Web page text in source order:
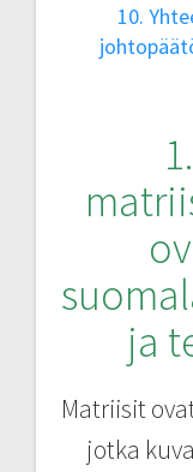
10.
ja
Matriisit
jotka